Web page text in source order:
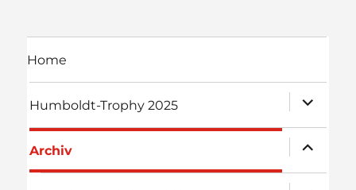
Home
Humboldt-Trophy 2025
öffnen
Archiv
öffnen